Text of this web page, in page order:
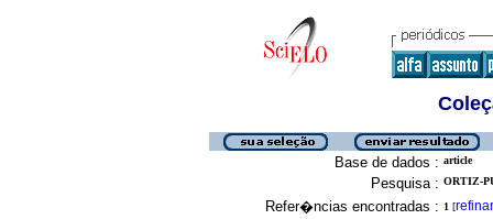
Base de dados : article
Pesquisa : ORTIZ-
Refer�ncias encontradas : 1 [refinar